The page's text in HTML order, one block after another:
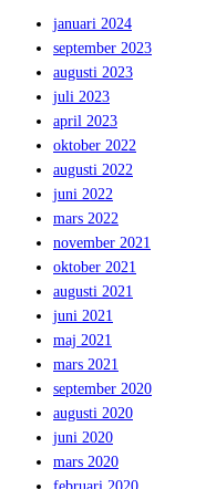
januari 2024
september 2023
augusti 2023
juli 2023
april 2023
oktober 2022
augusti 2022
juni 2022
mars 2022
november 2021
oktober 2021
augusti 2021
juni 2021
maj 2021
mars 2021
september 2020
augusti 2020
juni 2020
mars 2020